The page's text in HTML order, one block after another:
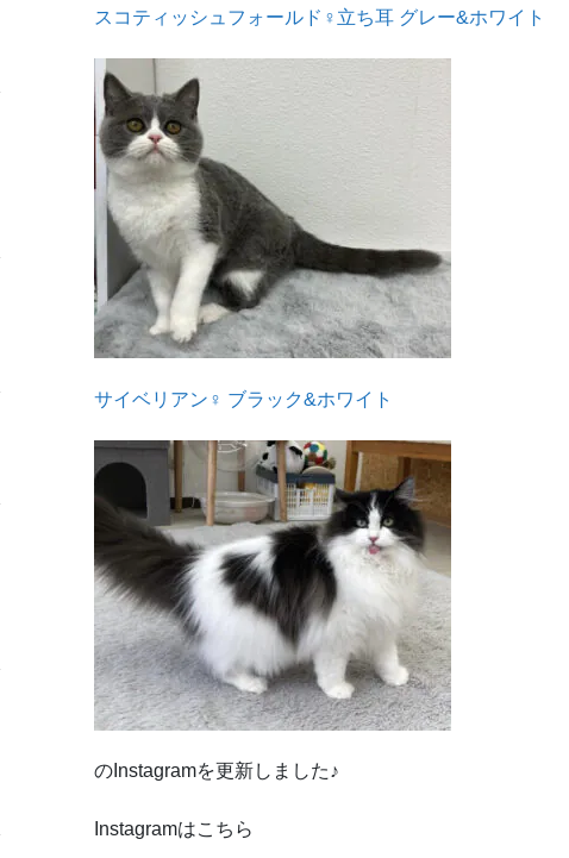
スコティッシュフォールド♀立ち耳 グレー&ホワイト
サイベリアン♀ ブラック&ホワイト
のInstagramを更新しました♪
Instagramはこちら